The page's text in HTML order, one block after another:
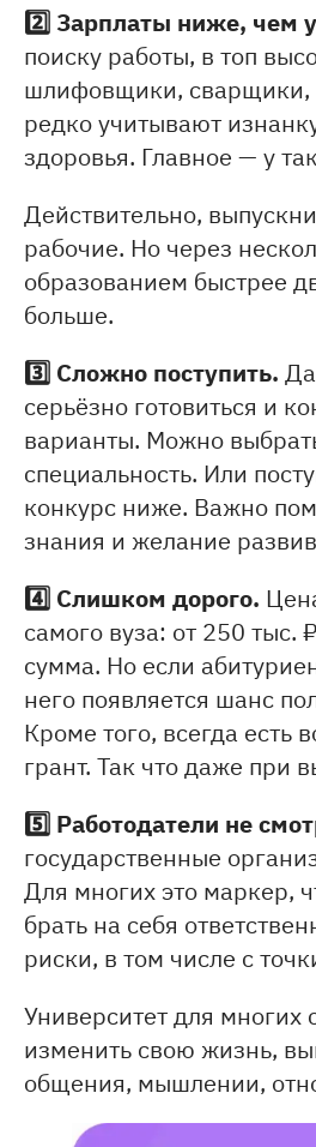
2️⃣ Зарплаты ниже, чем
поиску работы, в топ
шлифовщики, сварщики,
редко учитывают
здоровья. Главное — у
Действительно,
рабочие. Но через
образованием быстрее
больше.
3️⃣ Сложно поступить.
серьёзно готовиться и
варианты. Можно
специальность. Или
конкурс ниже. Важно
знания и желание
4️⃣ Слишком дорого.
самого вуза: от 250 тыс.
сумма. Но если
него появляется шанс
Кроме того, всегда есть
грант. Так что даже при
5️⃣ Работодатели не
государственные
Для многих это маркер,
брать на себя
риски, в том числе с
Университет для
изменить свою жизнь,
общения, мышлении,